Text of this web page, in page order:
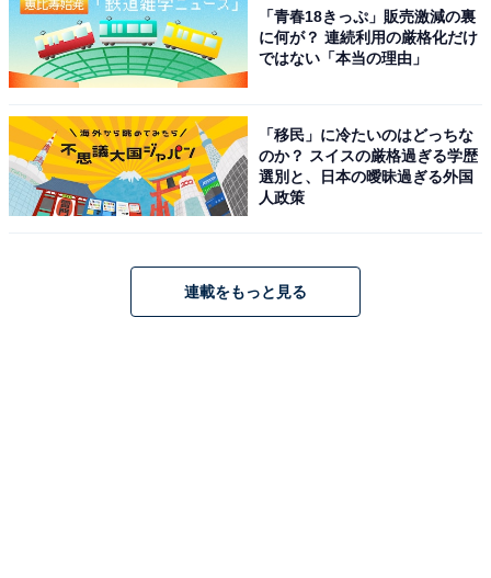
「青春18きっぷ」販売激減の裏
に何が？ 連続利用の厳格化だけ
ではない「本当の理由」
「移民」に冷たいのはどっちな
のか？ スイスの厳格過ぎる学歴
選別と、日本の曖昧過ぎる外国
人政策
連載をもっと見る